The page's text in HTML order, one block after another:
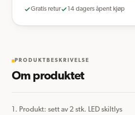
Gratis retur 14 dagers åpent kjøp
PRODUKTBESKRIVELSE
Om produktet
1. Produkt: sett av 2 stk. LED skiltlys